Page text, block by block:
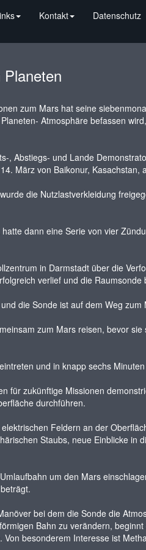
Kontakt Datenschutz
zum Mars hat seine
Atmosphäre befassen
, Abstiegs- und Lande
März von Baikonur, Kasachstan,
die Nutzlastverkleidung
dann eine Serie von vier
in Darmstadt über die
verlief und die Raumsonde
die Sonde ist auf dem Weg zum
zum Mars reisen, bevor
und in knapp sechs
für zukünftige Missionen
durchführen.
Feldern an der
Staubs, neue Einblicke in
um den Mars
bei dem die Sonde die
Bahn zu verändern,
besonderem Interesse ist